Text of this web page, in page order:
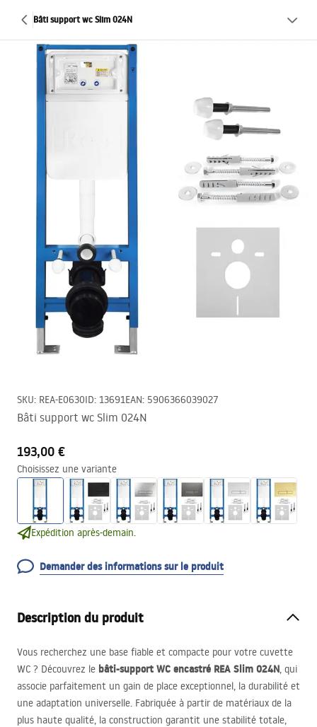
Bâti support wc Slim 024N
SKU: REA-E0630ID: 13691EAN: 5906366039027
Bâti support wc Slim 024N
193,00 €
Choisissez une variante
Expédition après-demain.
Demander des informations sur le produit
Description du produit
Vous recherchez une base fiable et compacte pour votre cuvette
WC ? Découvrez le bâti-support WC encastré REA Slim 024N, qui
associe parfaitement un gain de place exceptionnel, la durabilité et
une adaptation universelle. Fabriquée à partir de matériaux de la
plus haute qualité, la construction garantit une stabilité totale,